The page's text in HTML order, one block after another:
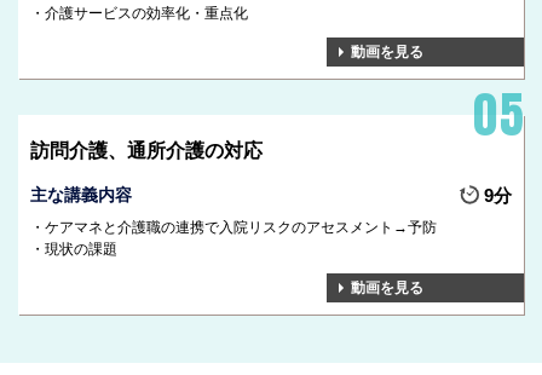
介護サービスの効率化・重点化
動画を見る
訪問介護、通所介護の対応
主な講義内容 9分
ケアマネと介護職の連携で入院リスクのアセスメント→予防
現状の課題
動画を見る